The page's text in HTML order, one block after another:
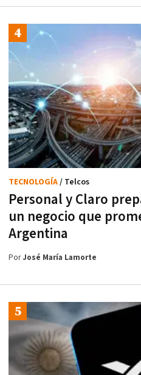
Personal y Claro
un negocio que
Argentina
TECNOLOGÍA/ Telcos
PorJosé María Lamorte